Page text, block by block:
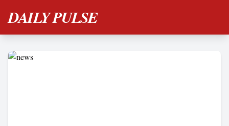
DAILY PULSE